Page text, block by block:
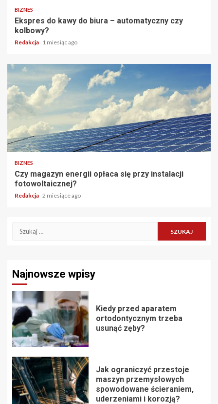
BIZNES
Ekspres do kawy do biura – automatyczny czy
kolbowy?
Redakcja 1 miesiąc ago
BIZNES
Czy magazyn energii opłaca się przy instalacji
fotowoltaicznej?
Redakcja 2 miesiące ago
Szukaj:
Najnowsze wpisy
Kiedy przed aparatem
ortodontycznym trzeba
usunąć zęby?
Jak ograniczyć przestoje
maszyn przemysłowych
spowodowane ścieraniem,
uderzeniami i korozją?